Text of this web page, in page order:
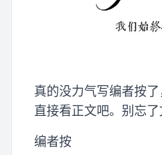
真的没力气写编者按
直接看正文吧。别忘了
编者按